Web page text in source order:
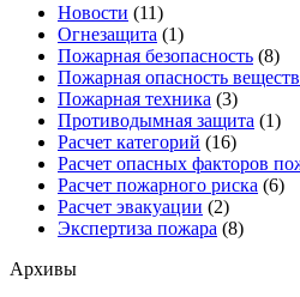
Новости (11)
Огнезащита (1)
Пожарная безопасность (8)
Пожарная опасность
Пожарная техника (3)
Противодымная защита (1)
Расчет категорий (16)
Расчет опасных факторов
Расчет пожарного риска (6)
Расчет эвакуации (2)
Экспертиза пожара (8)
Архивы